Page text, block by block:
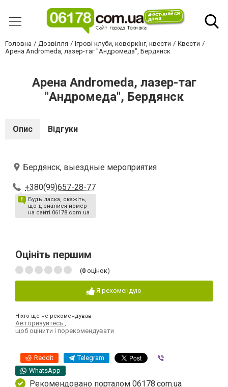
Головна Дозвілля Ігрові клуби, коворкінг, квести
Квести
Арена Andromeda, лазер-таг "Андромеда", Бердянск
Арена Andromeda, лазер-таг
"Андромеда", Бердянск
Опис Відгуки
Бердянск, выездные мероприятия
+380(99)657-28-77
Будь ласка, скажіть,
що дізналися номер
на сайті 06178.com.ua
Оцініть першим
(0 оцінок)
Я рекомендую
Ніхто ще не рекомендував
Авторизуйтесь ,
щоб оцінити і порекомендувати
Reddit Telegram
WhatsApp
Рекомендовано порталом 06178.com.ua